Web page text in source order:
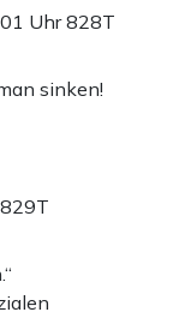
Uhr828T
sinken!
829T